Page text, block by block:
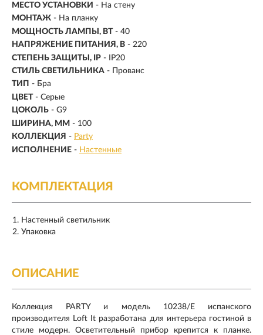
МЕСТО УСТАНОВКИ - На стену
МОНТАЖ - На планку
МОЩНОСТЬ ЛАМПЫ, ВТ - 40
НАПРЯЖЕНИЕ ПИТАНИЯ, В - 220
СТЕПЕНЬ ЗАЩИТЫ, IP - IP20
СТИЛЬ СВЕТИЛЬНИКА - Прованс
ТИП - Бра
ЦВЕТ - Серые
ЦОКОЛЬ - G9
ШИРИНА, ММ - 100
КОЛЛЕКЦИЯ - Party
ИСПОЛНЕНИЕ - Настенные
КОМПЛЕКТАЦИЯ
Настенный светильник
Упаковка
ОПИСАНИЕ
Коллекция PARTY и модель 10238/E испанского
производителя Loft It разработана для интерьера гостиной в
стиле модерн. Осветительный прибор крепится к планке.